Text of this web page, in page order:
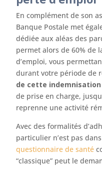
En complément de son
Banque Postale met
dédiée aux aléas des
permet alors de 60% de
d’emploi, vous
durant votre période de
de cette indemnisation
de prise en charge,
reprenne une activité
Avec des formalités
particulier n’est pas
questionnaire de santé
“classique” peut le